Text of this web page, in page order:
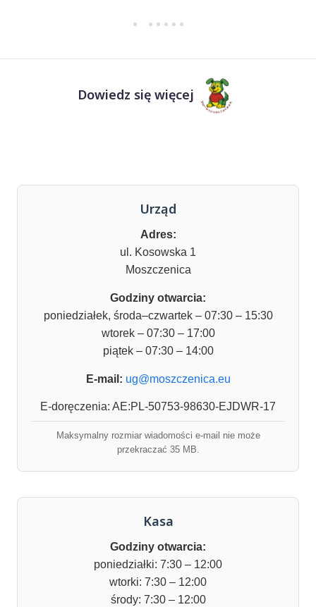
Dowiedz się więcej
Urząd
Adres:
ul. Kosowska 1
Moszczenica
Godziny otwarcia:
poniedziałek, środa–czwartek – 07:30 – 15:30
wtorek – 07:30 – 17:00
piątek – 07:30 – 14:00
E-mail: ug@moszczenica.eu
E-doręczenia: AE:PL-50753-98630-EJDWR-17
Maksymalny rozmiar wiadomości e-mail nie może
przekraczać 35 MB.
Kasa
Godziny otwarcia:
poniedziałki: 7:30 – 12:00
wtorki: 7:30 – 12:00
środy: 7:30 – 12:00